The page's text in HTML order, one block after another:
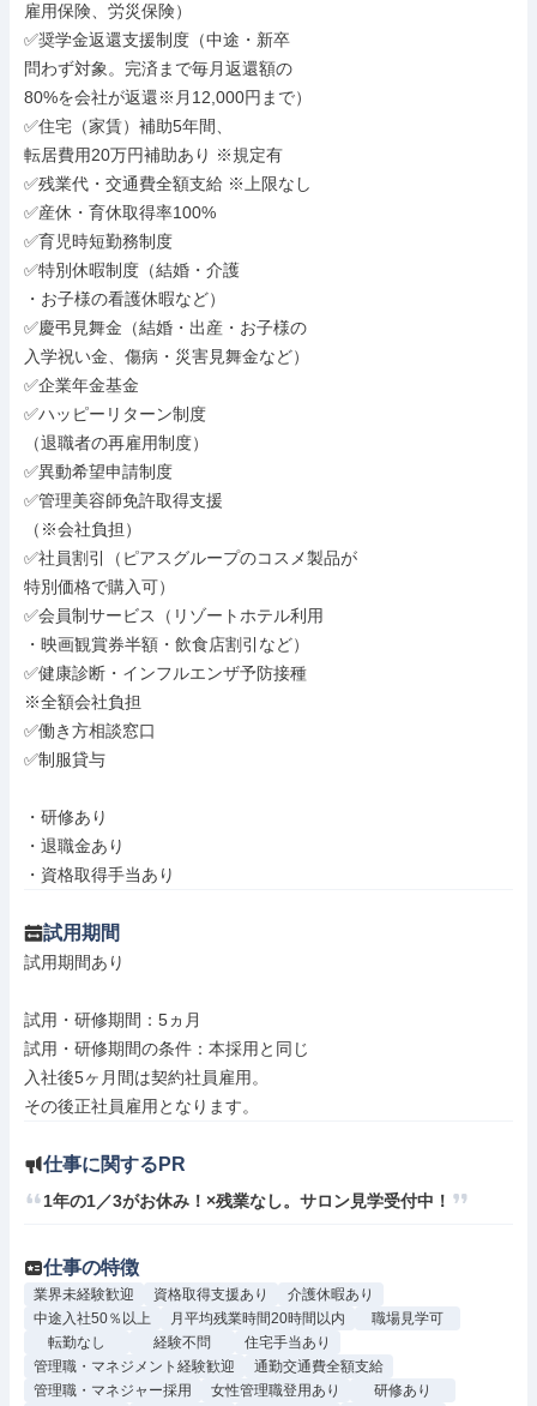
雇用保険、労災保険）
✅奨学金返還支援制度（中途・新卒
問わず対象。完済まで毎月返還額の
80%を会社が返還※月12,000円まで）
✅住宅（家賃）補助5年間、
転居費用20万円補助あり ※規定有
✅残業代・交通費全額支給 ※上限なし
✅産休・育休取得率100%
✅育児時短勤務制度
✅特別休暇制度（結婚・介護
・お子様の看護休暇など）
✅慶弔見舞金（結婚・出産・お子様の
入学祝い金、傷病・災害見舞金など）
✅企業年金基金
✅ハッピーリターン制度
（退職者の再雇用制度）
✅異動希望申請制度
✅管理美容師免許取得支援
（※会社負担）
✅社員割引（ピアスグループのコスメ製品が
特別価格で購入可）
✅会員制サービス（リゾートホテル利用
・映画観賞券半額・飲食店割引など）
✅健康診断・インフルエンザ予防接種
※全額会社負担
✅働き方相談窓口
✅制服貸与
・研修あり
・退職金あり
・資格取得手当あり
試用期間
試用期間あり
試用・研修期間：5ヵ月
試用・研修期間の条件：本採用と同じ
入社後5ヶ月間は契約社員雇用。
仕事に関するPR
1年の1／3がお休み！×残業なし。サロン見学受付中！
仕事の特徴
業界未経験歓迎 資格取得支援あり
介護休暇あり
中途入社50％以上
月平均残業時間20時間以内
職場見学可
転勤なし
経験不問
住宅手当あり
管理職・マネジメント経験歓迎
通勤交通費全額支給
管理職・マネジャー採用
女性管理職登用あり 研修あり